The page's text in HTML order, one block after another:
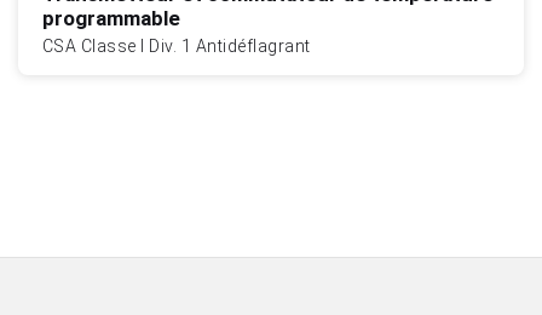
programmable
CSA Classe I Div. 1 Antidéflagrant